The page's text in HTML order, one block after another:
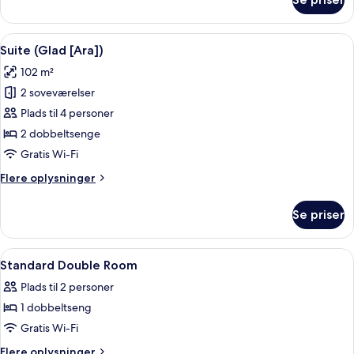
in)
(Glad
[Halla])
Indlæs
alle
billeder
af
Suite
(Glad
[Ara])
En moderne stue med en grå sofa,
7
Suite (Glad [Ara])
102 m²
2 soveværelser
Plads til 4 personer
2 dobbeltsenge
Gratis Wi-Fi
Flere oplysninger
Flere
(Glad
[Ara])
Se priser
Indlæs
alle
billeder
af
Standard
Double
Et hotelværelse med en stor seng,
4
Standard Double Room
Plads til 2 personer
1 dobbeltseng
Gratis Wi-Fi
Flere